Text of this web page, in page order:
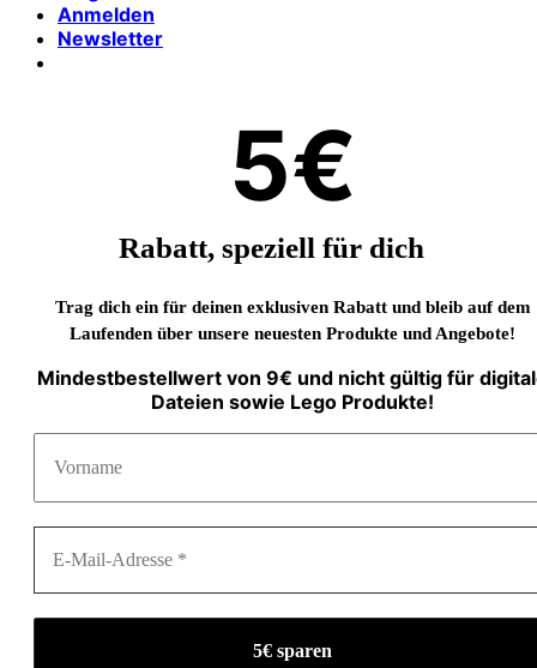
Anmelden
Newsletter
5€
Rabatt, speziell für dich
Trag dich ein für deinen exklusiven Rabatt und bleib auf dem
Laufenden über unsere neuesten Produkte und Angebote!
Mindestbestellwert von 9€ und nicht gültig für
Dateien sowie Lego Produkte!